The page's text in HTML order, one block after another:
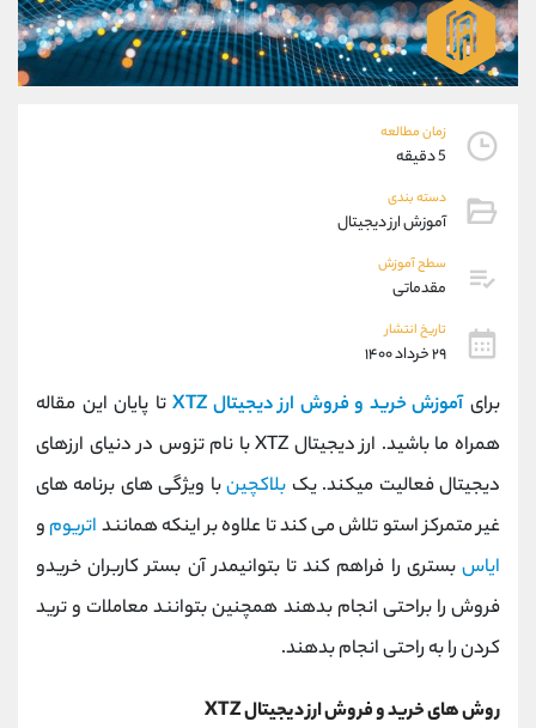
زمان مطالعه
5 دقیقه
دسته بندی
آموزش ارز دیجیتال
سطح آموزش
مقدماتی
تاریخ انتشار
۲۹ خرداد ۱۴۰۰
برایآموزش خرید و فروش ارز دیجیتال XTZ
تا پایان این مقاله
همراه ما باشید. ارز دیجیتال XTZ با نام تزوس در دنیای ارزهای
دیجیتال فعالیت میکند. یک بلاکچینبا ویژگی های برنامه های
غیر متمرکز استو تلاش می کند تا علاوه بر اینکه همانند اتریوم و
ایاس بستری را فراهم کند تا بتوانیمدر آن بستر کاربران خریدو
فروش را براحتی انجام بدهند همچنین بتوانند معاملات و ترید
کردن را به راحتی انجام بدهند.
روش های خرید و فروش ارز دیجیتال XTZ
09304891085
واتساپ شروع گفتگو
تلگرام @Armteam_admin_103
پشتیبان فروش
موبایل
واتساپ
داخلی
اطلاعات تماس (دفتر فروش)
تلفن 021-22021030
بدون پیش شماره 90001030
اینستاگرام @alireza.mehrabii
@alirezamehrabi_com